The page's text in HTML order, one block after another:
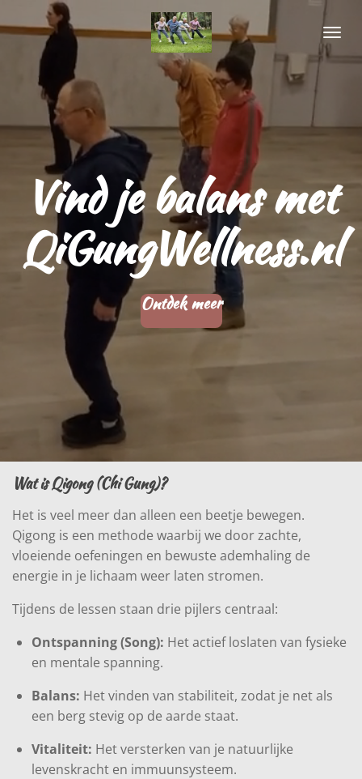
direct
hoofdinhoud
Vind je balans met
QiGungWellness.nl
Ontdek meer
Wat is Qigong (Chi Gung)?
Het is veel meer dan alleen een beetje bewegen.
Qigong is een methode waarbij we door zachte,
vloeiende oefeningen en bewuste ademhaling de
energie in je lichaam weer laten stromen.
Tijdens de lessen staan drie pijlers centraal:
Ontspanning (Song): Het actief loslaten van fysieke
en mentale spanning.
Balans: Het vinden van stabiliteit, zodat je net als
een berg stevig op de aarde staat.
Vitaliteit: Het versterken van je natuurlijke
levenskracht en immuunsysteem.